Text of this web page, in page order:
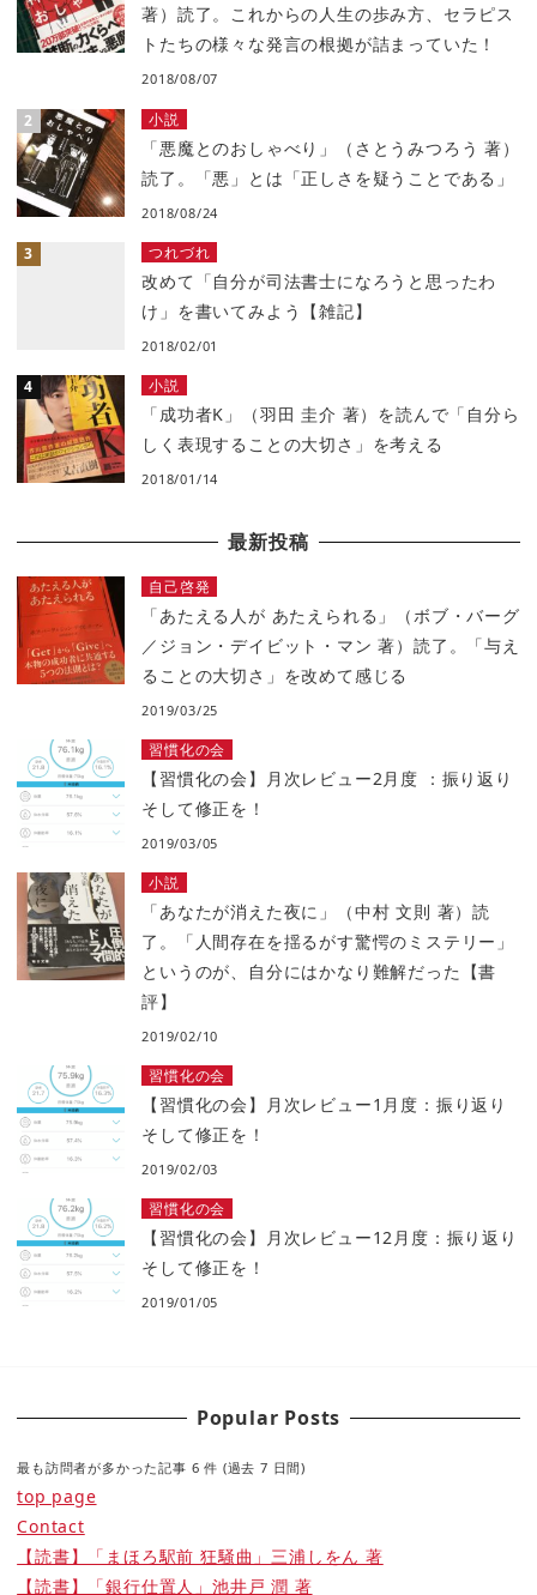
著）読了。これからの人生の歩み方、セラピス
トたちの様々な発言の根拠が詰まっていた！
2018/08/07
小説
「悪魔とのおしゃべり」（さとうみつろう 著）
読了。「悪」とは「正しさを疑うことである」
2018/08/24
つれづれ
改めて「自分が司法書士になろうと思ったわ
け」を書いてみよう【雑記】
2018/02/01
小説
「成功者K」（羽田 圭介 著）を読んで「自分ら
しく表現することの大切さ」を考える
2018/01/14
最新投稿
自己啓発
「あたえる人が あたえられる」（ボブ・バーグ
／ジョン・デイビット・マン 著）読了。「与え
ることの大切さ」を改めて感じる
2019/03/25
習慣化の会
【習慣化の会】月次レビュー2月度 ：振り返り
そして修正を！
2019/03/05
小説
「あなたが消えた夜に」（中村 文則 著）読
了。「人間存在を揺るがす驚愕のミステリー」
というのが、自分にはかなり難解だった【書
評】
2019/02/10
習慣化の会
【習慣化の会】月次レビュー1月度：振り返り
そして修正を！
2019/02/03
習慣化の会
【習慣化の会】月次レビュー12月度：振り返り
そして修正を！
2019/01/05
Popular Posts
最も訪問者が多かった記事 6 件 (過去 7 日間)
top page
Contact
【読書】「まほろ駅前 狂騒曲」三浦しをん 著
【読書】「銀行仕置人」池井戸 潤 著